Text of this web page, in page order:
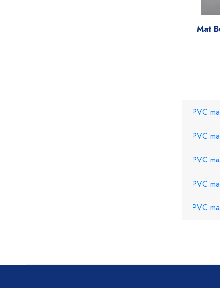
Mat
PVC
PVC
PVC
PVC
PVC